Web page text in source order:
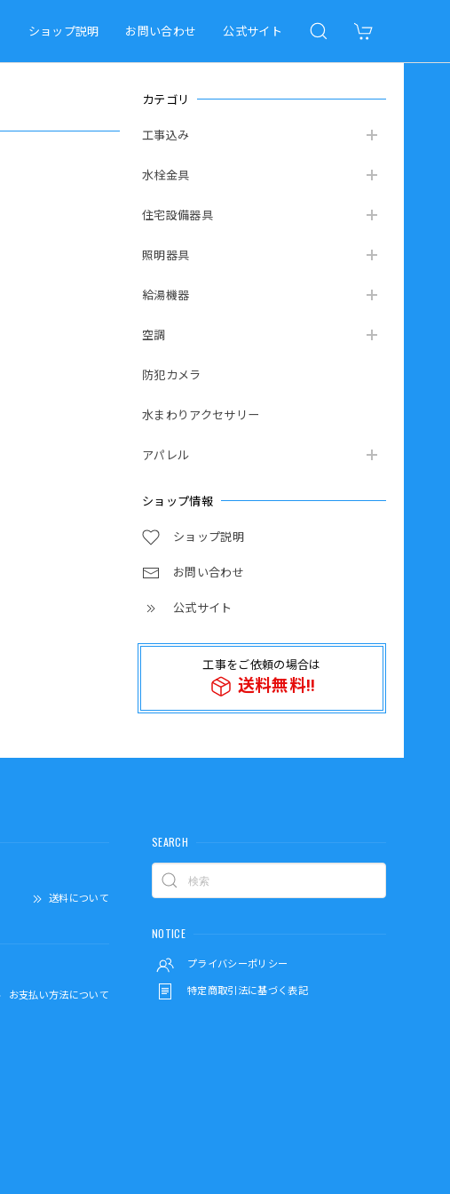
ショップ説明 お問い合わせ 公式サイト
カテゴリ
工事込み
水栓金具
住宅設備器具
照明器具
給湯機器
空調
防犯カメラ
水まわりアクセサリー
アパレル
ショップ情報
ショップ説明
お問い合わせ
公式サイト
工事をご依頼の場合は
送料無料!!
送料について
お支払い方法について
SEARCH
NOTICE
プライバシーポリシー
特定商取引法に基づく表記